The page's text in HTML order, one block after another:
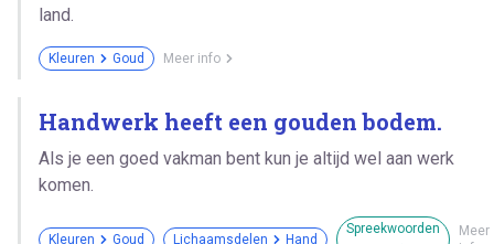
land.
Kleuren Goud Meer info
Handwerk heeft een gouden bodem.
Als je een goed vakman bent kun je altijd wel aan werk
komen.
Kleuren Goud Lichaamsdelen Hand
Spreekwoorden
Meer